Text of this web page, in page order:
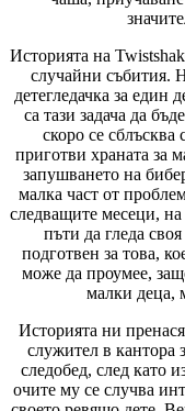
Историята на
случайни събития.
детегледачка за
са тази задача да
скоро се сблъсква
приготви храната за
запушването на
малка част от
следващите месеци,
пъти да гледа
подготвен за това,
може да проумее,
малки деца,
Историята ни
служител в
следобед, след като
очите му се случва